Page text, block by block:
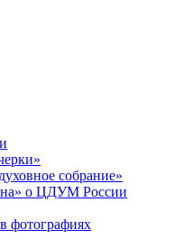
собрание»
о ЦДУМ России
фотографиях